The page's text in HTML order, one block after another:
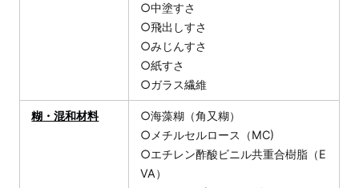
○中塗すさ
○飛出しすさ
○みじんすさ
○紙すさ
○ガラス繊維
糊・混和材料
○海藻糊（角又糊）
○メチルセルロース（MC)
○エチレン酢酸ビニル共重合樹脂（E
VA）